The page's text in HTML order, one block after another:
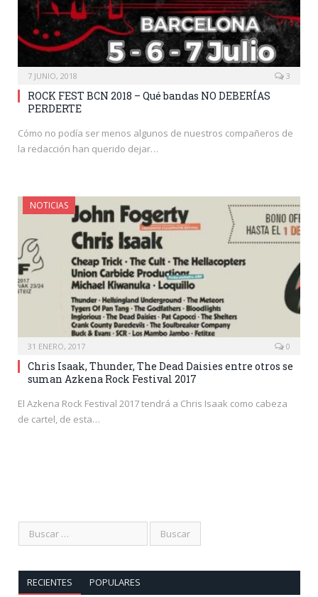
7 JUNIO, 2018 3
ROCK FEST BCN 2018 – Qué bandas NO DEBERÍAS
PERDERTE
Cómo no podía ser menos algunos de nuestros compañeros de
la redacción han querido dejar…
NOTICIAS
31 ENERO, 2017 0
Chris Isaak, Thunder, The Dead Daisies entre otros se
suman Azkena Rock Festival 2017
El Azkena Rock Festival 2017 tendrá a Chris Isaak como cabeza
de cartel, de esta…
RECIENTES POPULARES